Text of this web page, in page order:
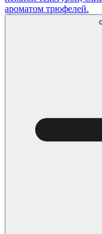
ароматом трюфелей.